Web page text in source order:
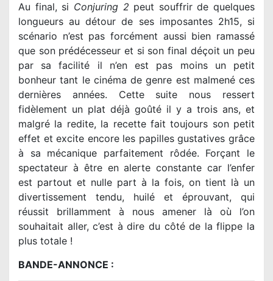
Au final, si Conjuring 2 peut souffrir de quelques
longueurs au détour de ses imposantes 2h15, si
scénario n’est pas forcément aussi bien ramassé
que son prédécesseur et si son final déçoit un peu
par sa facilité il n’en est pas moins un petit
bonheur tant le cinéma de genre est malmené ces
dernières années. Cette suite nous ressert
fidèlement un plat déjà goûté il y a trois ans, et
malgré la redite, la recette fait toujours son petit
effet et excite encore les papilles gustatives grâce
à sa mécanique parfaitement rôdée. Forçant le
spectateur à être en alerte constante car l’enfer
est partout et nulle part à la fois, on tient là un
divertissement tendu, huilé et éprouvant, qui
réussit brillamment à nous amener là où l’on
souhaitait aller, c’est à dire du côté de la flippe la
plus totale !
BANDE-ANNONCE :